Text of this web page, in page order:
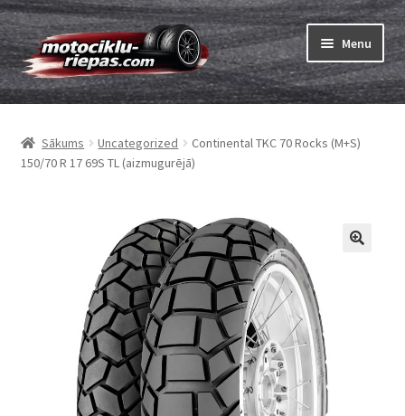
Skip
to
navigation
Skip
to
content
Menu
Riepas
Expand
menu
Kameras
Expand
Viss par riepām
Expand
Sākums Uncategorized
Continental TKC 70 Rocks (M+S)
150/70 R 17 69S TL (aizmugurējā)